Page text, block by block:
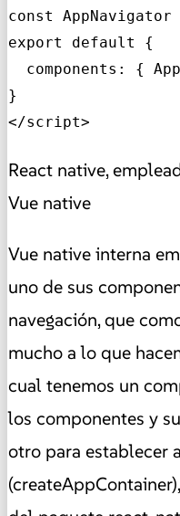
const
export default {
components: {
}
</script>
React native,
Vue native
Vue native interna
uno de sus
navegación, que
mucho a lo que
cual tenemos un
los componentes y
otro para establecer